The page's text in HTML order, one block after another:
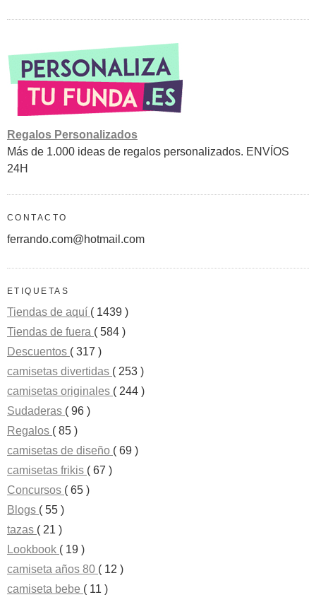
Regalos Personalizados
Más de 1.000 ideas de regalos personalizados. ENVÍOS
24H
CONTACTO
ferrando.com@hotmail.com
ETIQUETAS
Tiendas de aquí ( 1439 )
Tiendas de fuera ( 584 )
Descuentos ( 317 )
camisetas divertidas ( 253 )
camisetas originales ( 244 )
Sudaderas ( 96 )
Regalos ( 85 )
camisetas de diseño ( 69 )
camisetas frikis ( 67 )
Concursos ( 65 )
Blogs ( 55 )
tazas ( 21 )
Lookbook ( 19 )
camiseta años 80 ( 12 )
camiseta bebe ( 11 )